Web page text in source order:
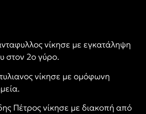
νίκησε με εγκατάληψη
στον 2ο γύρο.
νίκησε με ομόφωνη
Πέτρος νίκησε με διακοπή από